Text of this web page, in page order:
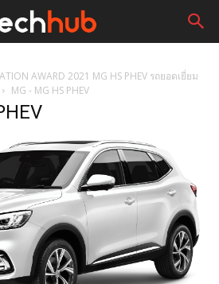
AWARD 2021 MG HS PHEV รถยอดเยี่ยม
MG - MG HS PHEV